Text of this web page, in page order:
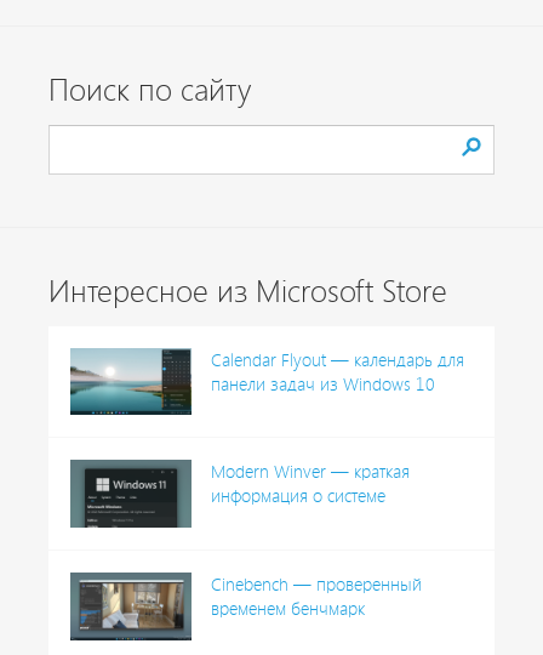
Поиск по сайту
Интересное из Microsoft Store
Calendar Flyout — календарь для
панели задач из Windows 10
Modern Winver — краткая
информация о системе
Cinebench — проверенный
временем бенчмарк